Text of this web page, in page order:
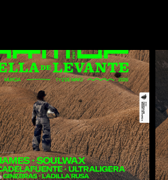
James